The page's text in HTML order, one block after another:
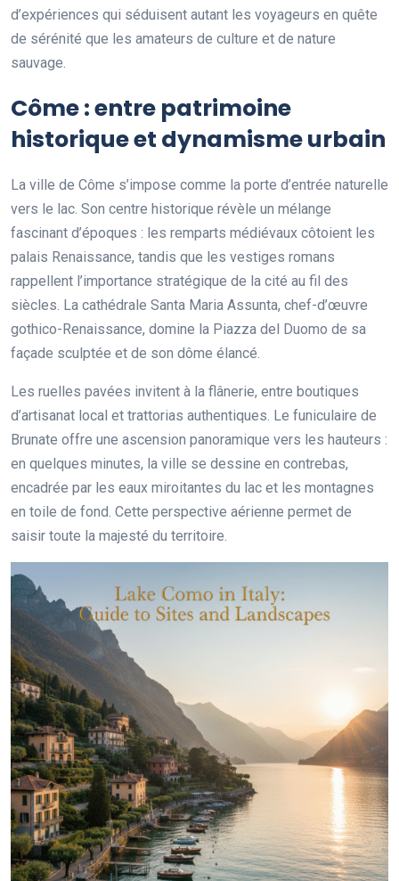
d’expériences qui séduisent autant les voyageurs en quête
de sérénité que les amateurs de culture et de nature
sauvage.
Côme : entre patrimoine
historique et dynamisme urbain
La ville de Côme s’impose comme la porte d’entrée naturelle
vers le lac. Son centre historique révèle un mélange
fascinant d’époques : les remparts médiévaux côtoient les
palais Renaissance, tandis que les vestiges romans
rappellent l’importance stratégique de la cité au fil des
siècles. La cathédrale Santa Maria Assunta, chef-d’œuvre
gothico-Renaissance, domine la Piazza del Duomo de sa
façade sculptée et de son dôme élancé.
Les ruelles pavées invitent à la flânerie, entre boutiques
d’artisanat local et trattorias authentiques. Le funiculaire de
Brunate offre une ascension panoramique vers les hauteurs :
en quelques minutes, la ville se dessine en contrebas,
encadrée par les eaux miroitantes du lac et les montagnes
en toile de fond. Cette perspective aérienne permet de
saisir toute la majesté du territoire.